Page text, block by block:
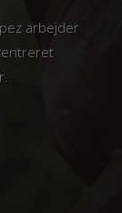
arbejder